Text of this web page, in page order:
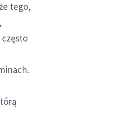
tego,